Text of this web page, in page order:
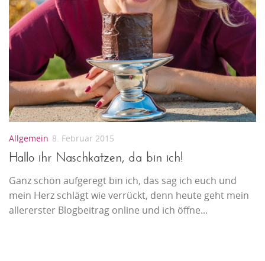
Allgemein 8. Februar 2015
Hallo ihr Naschkatzen, da bin ich!
Ganz schön aufgeregt bin ich, das sag ich euch und
mein Herz schlägt wie verrückt, denn heute geht mein
allererster Blogbeitrag online und ich öffne...